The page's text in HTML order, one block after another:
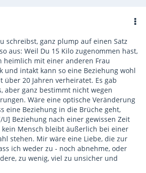
schreibst, ganz plump auf einen Satz
aus: Weil Du 15 Kilo zugenommen hast,
heimlich mit einer anderen Frau
und intakt kann so eine Beziehung wohl
über 20 Jahren verheiratet. Es gab
aber ganz bestimmt nicht wegen
Wäre eine optische Veränderung
eine Beziehung in die Brüche geht,
Beziehung nach einer gewissen Zeit
Mensch bleibt äußerlich bei einer
stehen. Mir wäre eine Liebe, die zur
ich weder zu - noch abnehme, oder
zu wenig, viel zu unsicher und